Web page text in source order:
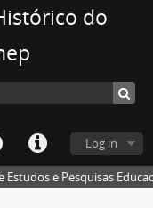
do
Log in
e Pesquisas